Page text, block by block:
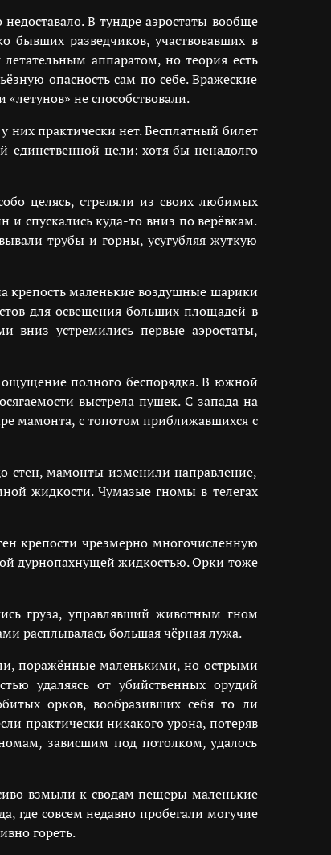
В тундре аэростаты вообще
бывших разведчиков, участвовавших в
аппаратом, но теория есть
опасность сам по себе. Вражеские
не способствовали.
них практически нет. Бесплатный билет
единственной цели: хотя бы ненадолго
целясь, стреляли из своих любимых
спускались куда-то вниз по верёвкам.
трубы и горны, усугубляя жуткую
крепость маленькие воздушные шарики
для освещения больших площадей в
вниз устремились первые аэростаты,
ощущение полного беспорядка. В южной
выстрела пушек. С запада на
мамонта, с топотом приближавшихся с
стен, мамонты изменили направление,
жидкости. Чумазые гномы в телегах
крепости чрезмерно многочисленную
дурнопахнущей жидкостью. Орки тоже
груза, управлявший животным гном
расплывалась большая чёрная лужа.
поражённые маленькими, но острыми
удаляясь от убийственных орудий
орков, вообразивших себя то ли
практически никакого урона, потеряв
зависшим под потолком, удалось
взмыли к сводам пещеры маленькие
где совсем недавно пробегали могучие
гореть.